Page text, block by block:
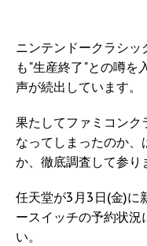
ニンテンドークラシッ
も"生産終了"との噂を
声が続出しています。
果たしてファミコンク
なってしまったのか
か、徹底調査して参り
任天堂が3月3日(金)に
ースイッチの予約状況
い。